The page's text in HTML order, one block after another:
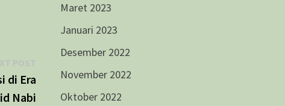
POSTNext
post:
di Era
Nabi
Maret 2023
Januari 2023
Desember 2022
November 2022
Oktober 2022